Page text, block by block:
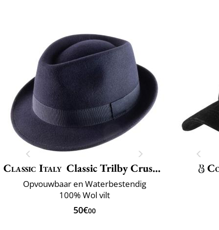
Classic Italy Classic Trilby Crushable
Opvouwbaar en Waterbestendig
100% Wol vilt
50€00